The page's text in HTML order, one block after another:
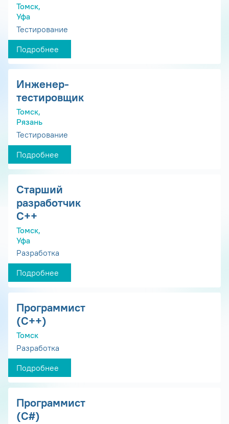
Томск,
Уфа
Тестирование
Подробнее
Инженер-
тестировщик
Томск,
Рязань
Тестирование
Подробнее
Старший
разработчик
С++
Томск,
Уфа
Разработка
Подробнее
Программист
(С++)
Томск
Разработка
Подробнее
Программист
(С#)